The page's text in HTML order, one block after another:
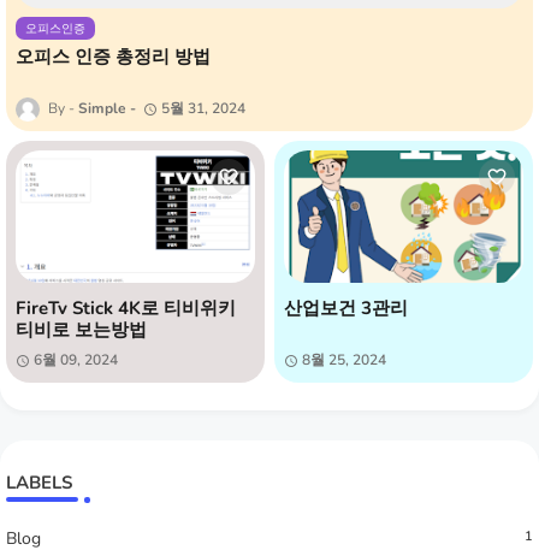
오피스인증
오피스 인증 총정리 방법
Simple 5월 31, 2024
FireTv Stick 4K로 티비위키
티비로 보는방법
6월 09, 2024
산업보건 3관리
8월 25, 2024
LABELS
Blog 1